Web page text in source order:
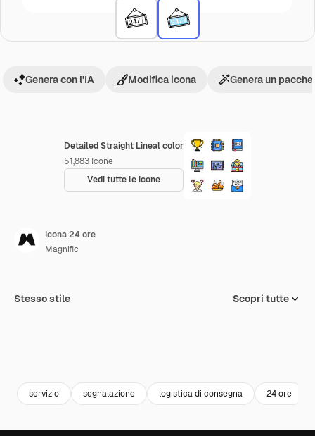
Detailed Straight Lineal color
51,883 Icone
Vedi tutte le icone
Genera con l'IA Modifica icona Genera un
Icona 24 ore
Magnific
Stesso stile Scopri tutte
servizio segnalazione logistica di consegna 24 ore